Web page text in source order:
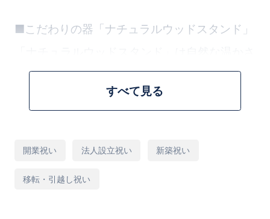
すべて見る
■こだわりの器「ナチュラルウッドスタンド」
と清潔感を持ち、空間に自然派のアクセントを
加えてくれる器です。ナチュラルなホワイトウ
し、どんなインテリアスタイルにも調和しま
開業祝い 法人設立祝い 新築祝い
移転・引越し祝い